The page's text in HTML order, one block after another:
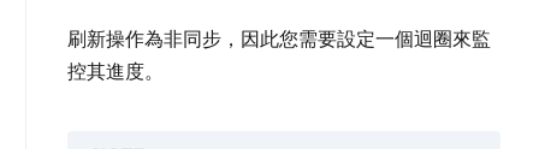
刷新操作為非同步，因此您需要設定一個迴圈來監
控其進度。